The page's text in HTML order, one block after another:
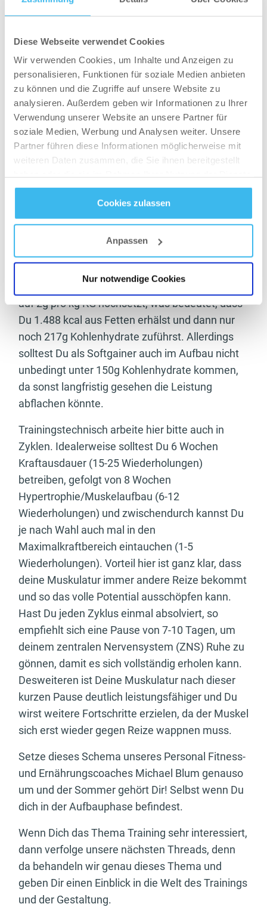
Diese Webseite verwendet Cookies
Wir verwenden Cookies, um Inhalte und Anzeigen zu
personalisieren, Funktionen für soziale Medien anbieten
zu können und die Zugriffe auf unsere Website zu
analysieren. Außerdem geben wir Informationen zu Ihrer
Verwendung unserer Website an unsere Partner für
soziale Medien, Werbung und Analysen weiter. Unsere
Partner führen diese Informationen möglicherweise mit
weiteren Daten zusammen, die Sie ihnen bereitgestellt
gesammelt haben.
Datenschutz- undCookie-Richtlinien
Cookies zulassen
Anpassen
Nur notwendige Cookies
3.200 kcal Gesamtbedarf entgegen.
verbleibende Restkalorien.
Diese restlichen 1.264 kcal Rest sollten
Hardgainer nun in Form von Kohlenhydraten
zuführen. Da ein Gramm Kohlenhydrat 4,1 kcal
liefert, sprechen wir hier von 308g
Kohlenhydraten, welche idealerweise aus Reis,
Kartoffeln und anderen hochwertigen
Als sogenannter Softgainer solltest Du allerdings
mit der Verteilung der Kalorien etwas
vorsichtiger umgehen und diese auf deinen
könnte dann z.B. so aussehen, dass Du die Fette
auf 2g pro kg KG hochsetzt, was bedeutet, dass
Du 1.488 kcal aus Fetten erhälst und dann nur
noch 217g Kohlenhydrate zuführst. Allerdings
solltest Du als Softgainer auch im Aufbau nicht
unbedingt unter 150g Kohlenhydrate kommen,
da sonst langfristig gesehen die Leistung
abflachen könnte.
Trainingstechnisch arbeite hier bitte auch in
Zyklen. Idealerweise solltest Du 6 Wochen
Kraftausdauer (15-25 Wiederholungen)
betreiben, gefolgt von 8 Wochen
Hypertrophie/Muskelaufbau (6-12
Wiederholungen) und zwischendurch kannst Du
je nach Wahl auch mal in den
Maximalkraftbereich eintauchen (1-5
Wiederholungen). Vorteil hier ist ganz klar, dass
deine Muskulatur immer andere Reize bekommt
und so das volle Potential ausschöpfen kann.
Hast Du jeden Zyklus einmal absolviert, so
empfiehlt sich eine Pause von 7-10 Tagen, um
deinem zentralen Nervensystem (ZNS) Ruhe zu
gönnen, damit es sich vollständig erholen kann.
Desweiteren ist Deine Muskulatur nach dieser
kurzen Pause deutlich leistungsfähiger und Du
wirst weitere Fortschritte erzielen, da der Muskel
sich erst wieder gegen Reize wappnen muss.
Setze dieses Schema unseres Personal Fitness-
und Ernährungscoaches Michael Blum genauso
um und der Sommer gehört Dir! Selbst wenn Du
dich in der Aufbauphase befindest.
Wenn Dich das Thema Training sehr interessiert,
dann verfolge unsere nächsten Threads, denn
da behandeln wir genau dieses Thema und
geben Dir einen Einblick in die Welt des Trainings
und der Gestaltung.